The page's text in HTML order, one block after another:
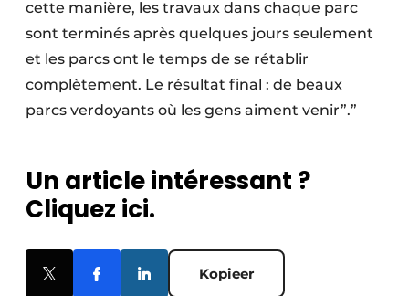
cette manière, les travaux dans chaque parc
sont terminés après quelques jours seulement
et les parcs ont le temps de se rétablir
complètement. Le résultat final : de beaux
parcs verdoyants où les gens aiment venir”.”
Un article intéressant ?
Cliquez ici.
Kopieer